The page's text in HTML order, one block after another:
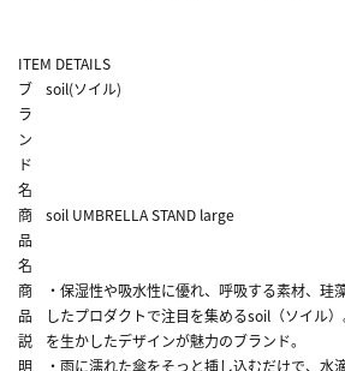
ITEM DETAILS
ブ
ラ
ン
ド
名
soil(ソイル)
商
品
名
soil UMBRELLA STAND large
商
品
説
明
・保湿性や吸水性に優れ、呼吸する素材、珪
したプロダクトで注目を集めるsoil（ソイル
を生かしたデザインが魅力のブランド。
・雨に濡れた傘をそっと挿し込むだけで、水